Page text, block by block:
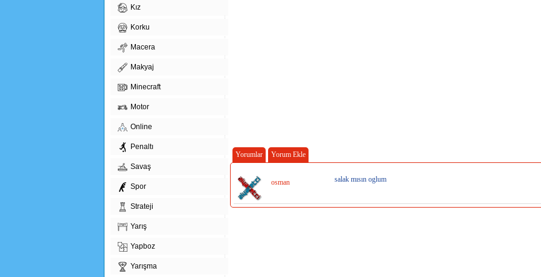
Kız
Korku
Macera
Makyaj
Minecraft
Motor
Online
Penaltı
Savaş
Spor
Strateji
Yarış
Yapboz
Yarışma
Yorumlar Yorum Ekle
osman salak mısın oglum